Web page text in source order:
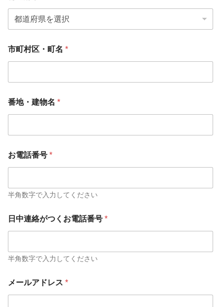
市町村区・町名 *
番地・建物名 *
お電話番号 *
半角数字で入力してください
日中連絡がつくお電話番号 *
半角数字で入力してください
メールアドレス *